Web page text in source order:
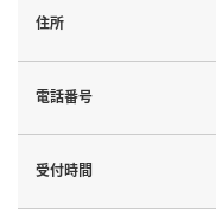
住所
電話番号
受付時間